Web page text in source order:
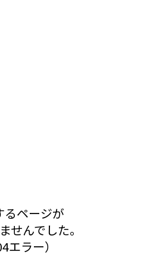
るページが
せんでした。
エラー）